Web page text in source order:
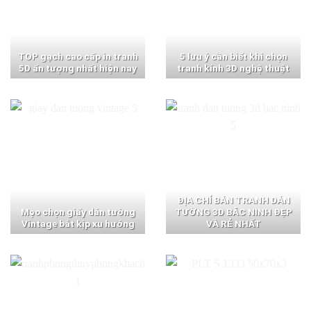
TOP gạch cao cấp in tranh
5D ấn tượng nhất hiện nay
5 lưu ý cần biết khi chọn
tranh kính 3D nghệ thuật
Mẹo chọn giấy dán tường
Vintage bắt kịp xu hướng
ĐỊA CHỈ BÁN TRANH DÁN
TƯỜNG 3D BẮC NINH ĐẸP
VÀ RẺ NHẤT